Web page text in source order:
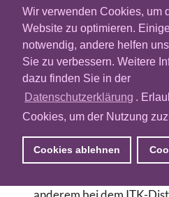
Wir verwenden Cookies, um
Website zu optimieren.
notwendig, andere helfen
Sie zu verbessern. Weitere
dazu finden Sie in der
Datenschutzerklärung .
Cookies, um der Nutzung
Cookies ablehnen
Die 28-jährige Schmid
soll ab sofort mit einem
dreiköpfigen Team die
Kunden in Europa
betreuen. Sie ist seit
Dezember 2008 bei
Contentmetrics
angestellt. Zuvor
arbeitete die Diplom-
Betriebswirtin und